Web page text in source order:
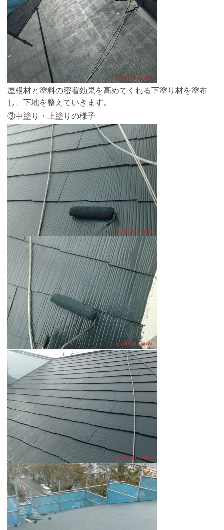
屋根材と塗料の密着効果を高めてくれる下塗り材を塗布
し、下地を整えていきます。
③中塗り・上塗りの様子